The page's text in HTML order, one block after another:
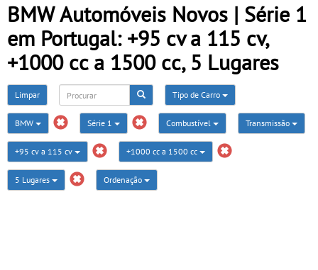
BMW Automóveis Novos | Série 1
em Portugal: +95 cv a 115 cv,
+1000 cc a 1500 cc, 5 Lugares
Limpar Tipo de Carro
BMW Série 1 Combustível Transmissão
+95 cv a 115 cv +1000 cc a 1500 cc
5 Lugares Ordenação